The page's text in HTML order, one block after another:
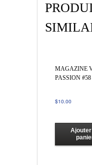
MAGAZINE
PASSION #58
4.00
sur 5
$10.00
Ajouter